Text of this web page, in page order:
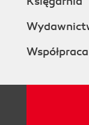
Współpraca